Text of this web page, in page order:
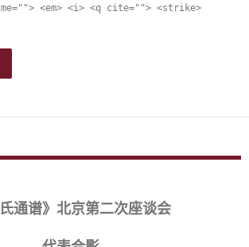
<em> <i> <q cite=""> <strike>
氏通谱》北京第二次座谈会